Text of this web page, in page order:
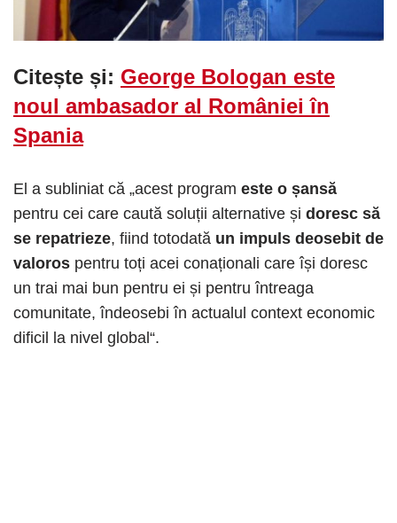
Citește și: George Bologan este
noul ambasador al României în
Spania
El a subliniat că „acest program este o șansă
pentru cei care caută soluții alternative și doresc să
se repatrieze, fiind totodată un impuls deosebit de
valoros pentru toți acei conaționali care își doresc
un trai mai bun pentru ei și pentru întreaga
comunitate, îndeosebi în actualul context economic
dificil la nivel global“.